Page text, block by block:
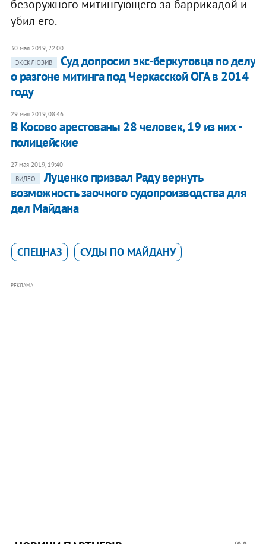
безоружного митингующего за баррикадой и
убил его.
30 мая 2019, 22:00
ЭКСКЛЮЗИВ
Суд допросил экс-беркутовца по делу
о разгоне митинга под Черкасской ОГА в 2014
году
29 мая 2019, 08:46
В Косово арестованы 28 человек, 19 из них -
полицейские
27 мая 2019, 19:40
ВИДЕО
Луценко призвал Раду вернуть
возможность заочного судопроизводства для
дел Майдана
СПЕЦНАЗ СУДЫ ПО МАЙДАНУ
РЕКЛАМА